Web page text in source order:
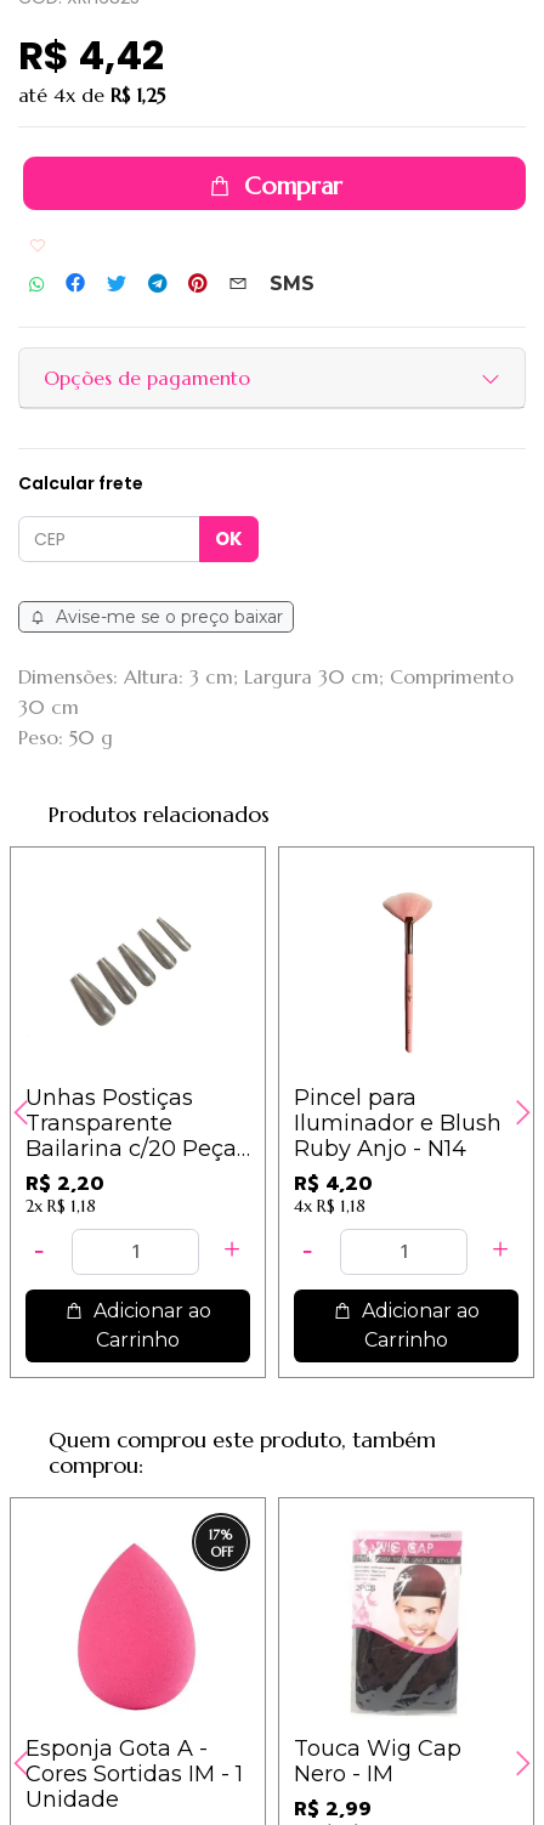
R$ 4,42
até 4x de R$ 1,25
Comprar
SMS
Opções de pagamento
Calcular frete
Avise-me se o preço baixar
Dimensões: Altura: 3 cm; Largura 30 cm; Comprimento
30 cm
Peso: 50 g
Produtos relacionados
Unhas Postiças
Transparente
Bailarina c/20 Peças
- Im
R$ 2,20
2x R$ 1,18
Adicionar ao
Carrinho
Pincel para
Iluminador e Blush
Ruby Anjo - N14
R$ 4,20
4x R$ 1,18
Adicionar ao
Carrinho
Quem comprou este produto, também
comprou:
17%
Esponja Gota A -
Cores Sortidas IM - 1
Unidade
Touca Wig Cap
Nero - IM
R$ 2,99